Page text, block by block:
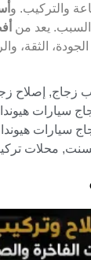
والتركيب. و
السبب. يعد من
الثقة،
زجاج, إصلاح
سيارات
سيارات
, محلات